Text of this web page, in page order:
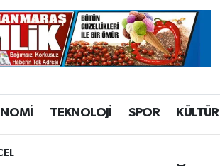
TEKNOLOJİ SPOR KÜLTÜR